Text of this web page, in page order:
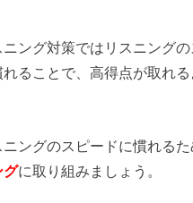
ング対策ではリスニング
ることで、高得点が取れる
ニングのスピードに慣れる
グに取り組みましょう。